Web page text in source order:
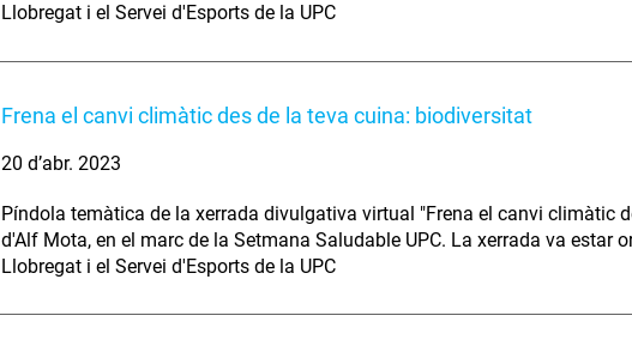
Llobregat i el Servei d'Esports de la UPC
Frena el canvi climàtic des de la teva cuina: biodiversitat
20 d’abr. 2023
Píndola temàtica de la xerrada divulgativa virtual "Frena el canvi climàtic
d'Alf Mota, en el marc de la Setmana Saludable UPC. La xerrada va estar
Llobregat i el Servei d'Esports de la UPC